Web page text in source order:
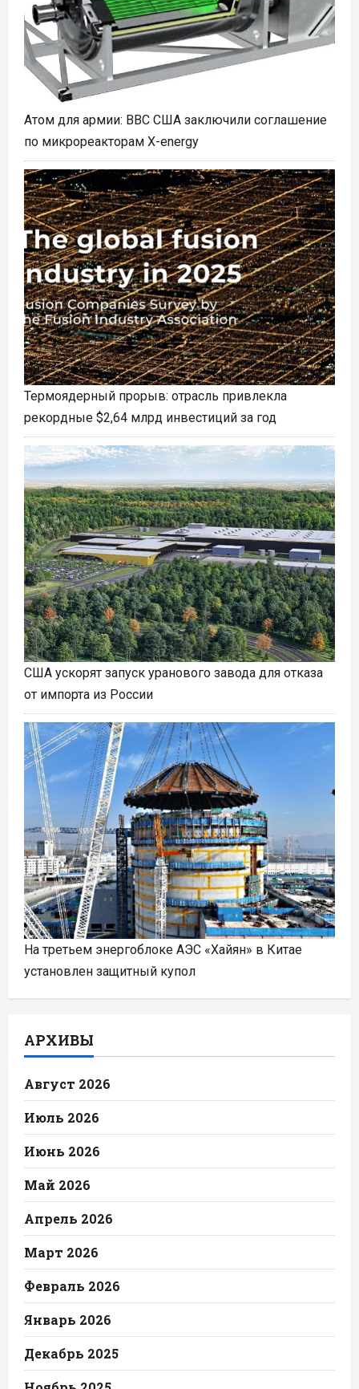
Атом для армии: ВВС США заключили соглашение
по микрореакторам X-energy
Термоядерный прорыв: отрасль привлекла
рекордные $2,64 млрд инвестиций за год
США ускорят запуск уранового завода для отказа
от импорта из России
На третьем энергоблоке АЭС «Хайян» в Китае
установлен защитный купол
АРХИВЫ
Август 2026
Июль 2026
Июнь 2026
Май 2026
Апрель 2026
Март 2026
Февраль 2026
Январь 2026
Декабрь 2025